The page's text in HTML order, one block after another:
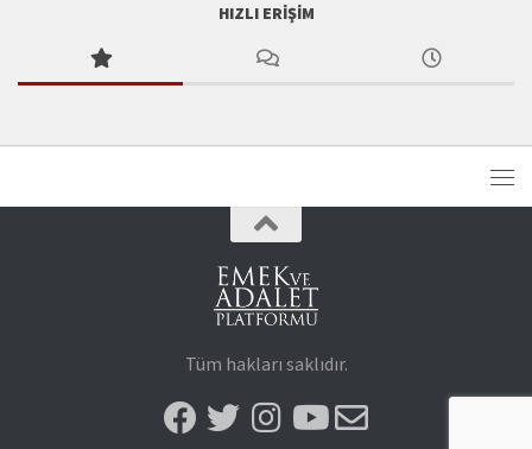
HIZLI ERIŞIM
Tüm hakları saklıdır.